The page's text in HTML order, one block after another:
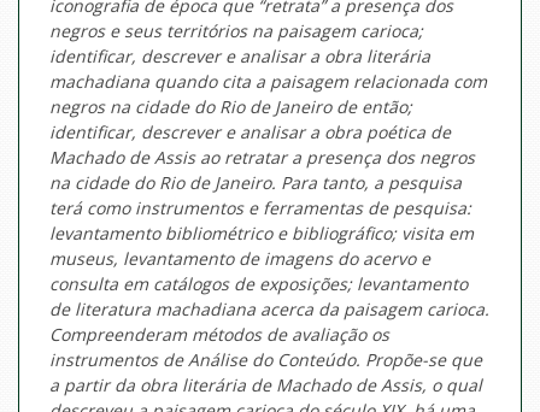
iconografia de época que “retrata” a presença dos
negros e seus territórios na paisagem carioca;
identificar, descrever e analisar a obra literária
machadiana quando cita a paisagem relacionada com
negros na cidade do Rio de Janeiro de então;
identificar, descrever e analisar a obra poética de
Machado de Assis ao retratar a presença dos negros
na cidade do Rio de Janeiro. Para tanto, a pesquisa
terá como instrumentos e ferramentas de pesquisa:
levantamento bibliométrico e bibliográfico; visita em
museus, levantamento de imagens do acervo e
consulta em catálogos de exposições; levantamento
de literatura machadiana acerca da paisagem carioca.
Compreenderam métodos de avaliação os
instrumentos de Análise do Conteúdo. Propõe-se que
a partir da obra literária de Machado de Assis, o qual